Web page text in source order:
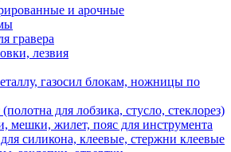
и арочные
гравера
лезвия
газосил блокам, ножницы по
для лобзика, стусло, стеклорез)
мешки, жилет, пояс для инструмента
силикона, клеевые, стержни клеевые